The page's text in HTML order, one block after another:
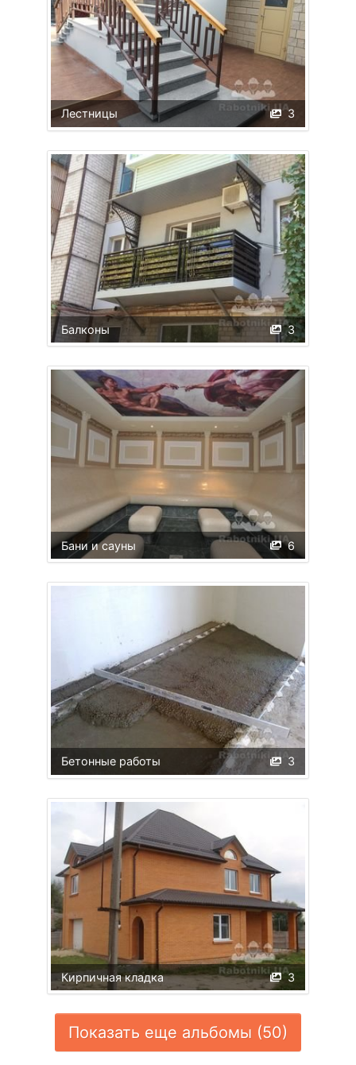
3
Лестницы
3
Балконы
6
Бани и сауны
3
Бетонные работы
3
Кирпичная кладка
Показать еще альбомы (50)